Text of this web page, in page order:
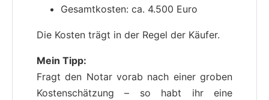
Gesamtkosten: ca. 4.500 Euro
Die Kosten trägt in der Regel der Käufer.
Mein Tipp:
Fragt den Notar vorab nach einer groben
Kostenschätzung – so habt ihr eine